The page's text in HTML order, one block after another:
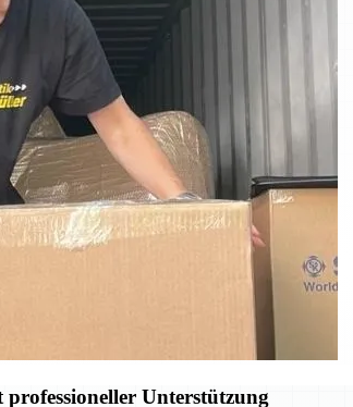
professioneller Unterstützung